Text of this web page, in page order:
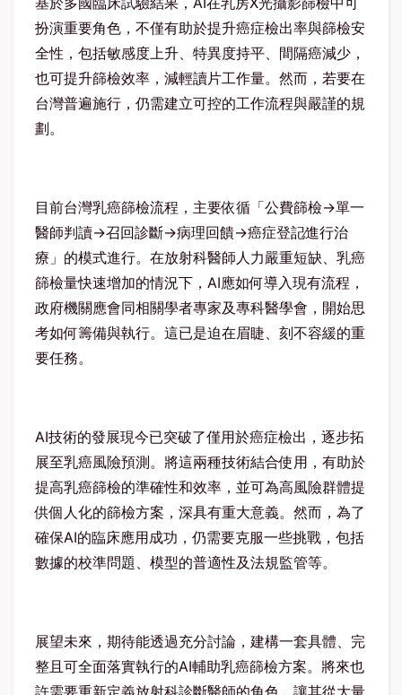
扮演重要角色，不僅有助於提升癌症檢出率與篩檢安
全性，包括敏感度上升、特異度持平、間隔癌減少，
也可提升篩檢效率，減輕讀片工作量。然而，若要在
台灣普遍施行，仍需建立可控的工作流程與嚴謹的規
劃。
目前台灣乳癌篩檢流程，主要依循「公費篩檢→單一
醫師判讀→召回診斷→病理回饋→癌症登記∕進行治
療」的模式進行。在放射科醫師人力嚴重短缺、乳癌
篩檢量快速增加的情況下， AI應如何導入現有流程，
政府機關應會同相關學者專家及專科醫學會，開始思
考如何籌備與執行。這已是迫在眉睫、刻不容緩的重
要任務。
AI技術的發展現今已突破了僅用於癌症檢出，逐步拓
展至乳癌風險預測。將這兩種技術結合使用，有助於
提高乳癌篩檢的準確性和效率，並可為高風險群體提
供個人化的篩檢方案，深具有重大意義。然而，為了
確保AI的臨床應用成功，仍需要克服一些挑戰，包括
數據的校準問題、模型的普適性及法規監管等。
展望未來，期待能透過充分討論，建構一套具體、完
整且可全面落實執行的AI輔助乳癌篩檢方案。將來也
許需要重新定義放射科診斷醫師的角色，讓其從大量